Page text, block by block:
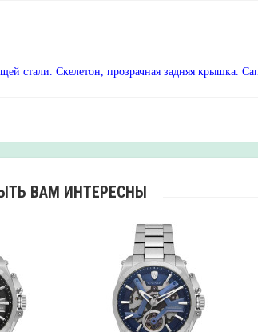
стали. Скелетон, прозрачная задняя крышка.
ВАМ ИНТЕРЕСНЫ